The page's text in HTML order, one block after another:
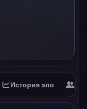
История эло